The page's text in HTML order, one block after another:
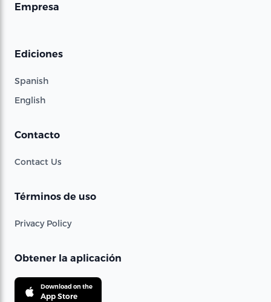
Empresa
Ediciones
Spanish
English
Contacto
Contact Us
Términos de uso
Privacy Policy
Obtener la aplicación
Download on the
App Store